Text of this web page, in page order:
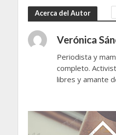
Acerca del Autor
Verónica
Periodista y
completo.
libres y amante